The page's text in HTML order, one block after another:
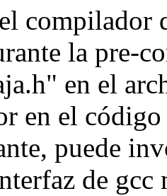
compilador
la pre-
en el
en el
puede
de